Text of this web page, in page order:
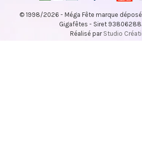
© 1998/2026 - Méga Fête marque
Gigafêtes - Siret
Réalisé par Studio